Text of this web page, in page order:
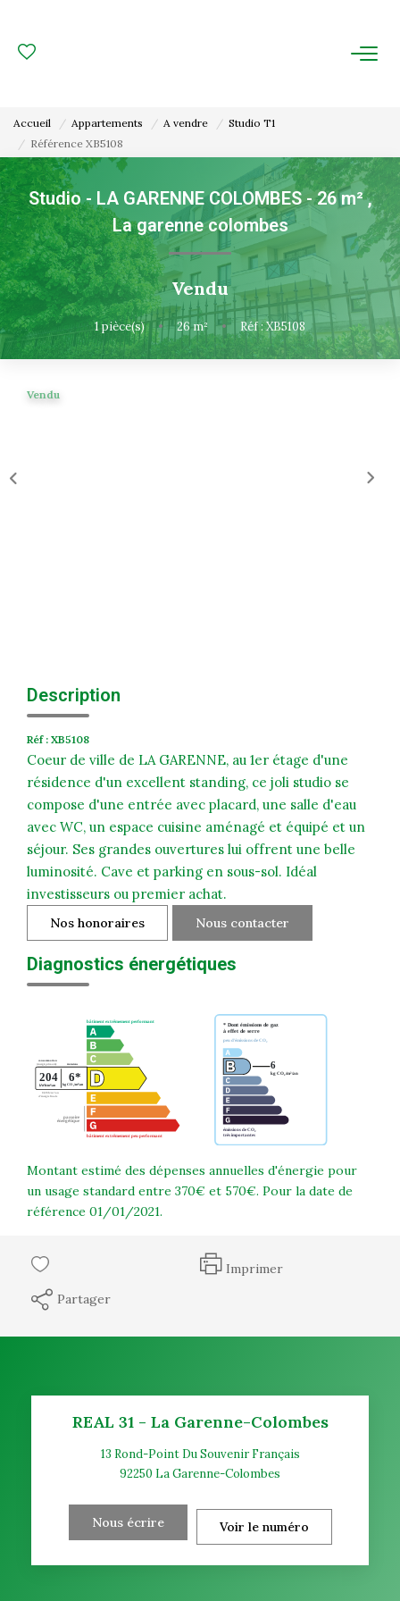
FAIRE GÉRER
Gestion Locative
Gestion De Copropriété
NOUS CONNAITRE
Extranet Vendeur/acquéreur
Accueil Appartements A vendre
Studio T1
Référence XB5108
Studio - LA GARENNE COLOMBES - 26 m²,
La garenne colombes
Vendu
1pièce(s) • 26m² • Réf : XB5108
Vendu
Description
Réf : XB5108
Coeur de ville de LA GARENNE, au 1er étage d'une
résidence d'un excellent standing, ce joli studio se
compose d'une entrée avec placard, une salle d'eau
avec WC, un espace cuisine aménagé et équipé et un
séjour. Ses grandes ouvertures lui offrent une belle
luminosité. Cave et parking en sous-sol. Idéal
investisseurs ou premier achat.
Nos honoraires Nous contacter
Diagnostics énergétiques
Montant estimé des dépenses annuelles d'énergie pour
un usage standard entre 370€ et 570€. Pour la date de
référence 01/01/2021.
Imprimer
Partager
REAL 31 - La Garenne-Colombes
13 Rond-Point Du Souvenir Français
92250 La Garenne-Colombes
Nous écrire Voir le numéro